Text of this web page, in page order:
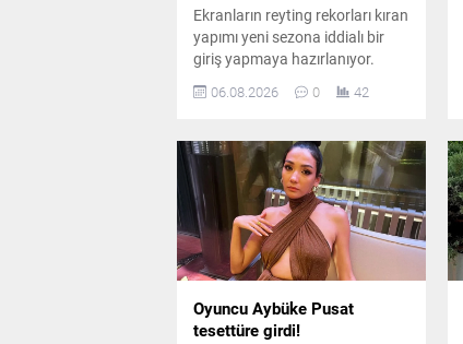
Ekranların reyting rekorları kıran
yapımı yeni sezona iddialı bir
giriş yapmaya hazırlanıyor.
yaşanırken diziye sürpriz bir
06.08.2026 0 42
Oyuncu Aybüke Pusat
tesettüre girdi!